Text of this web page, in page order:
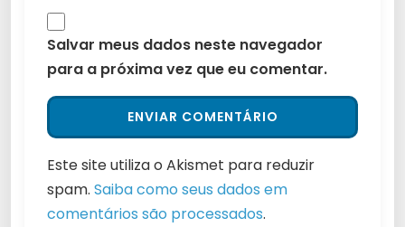
Salvar meus dados neste navegador
para a próxima vez que eu comentar.
Este site utiliza o Akismet para reduzir
spam. Saiba como seus dados em
comentários são processados.